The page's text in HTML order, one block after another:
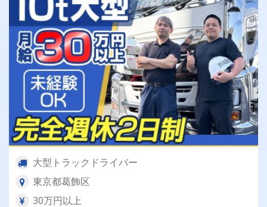
大型トラックドライバー
東京都葛飾区
30万円以上